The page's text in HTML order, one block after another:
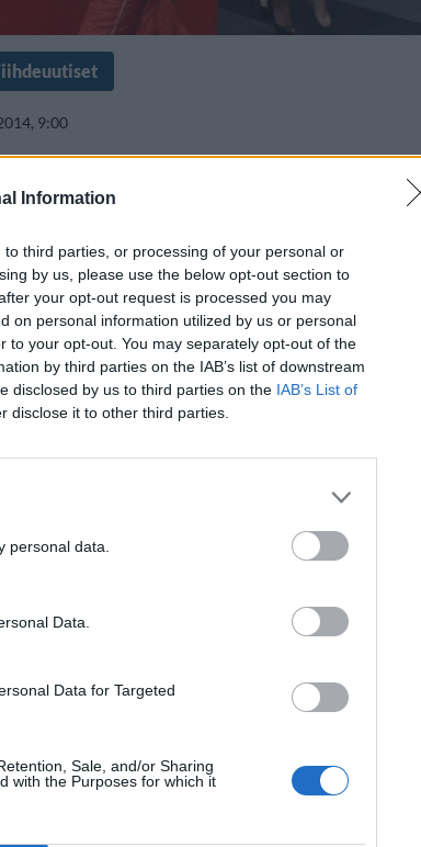
Information
third parties, or processing of your personal or
by us, please use the below opt-out section to
your opt-out request is processed you may
on personal information utilized by us or personal
to your opt-out. You may separately opt-out of the
by third parties on the IAB’s list of downstream
disclosed by us to third parties on the IAB’s List of
disclose it to other third parties.
personal data.
Data.
Data for Targeted
Sale, and/or Sharing
with the Purposes for which it
9:00
Kimin rakkaalle
köpelösti F1-varikolla
formulakuljettaja Kimi Räikkönen
aikoinaan pitkään naimisissa Jenni Dahlmanin